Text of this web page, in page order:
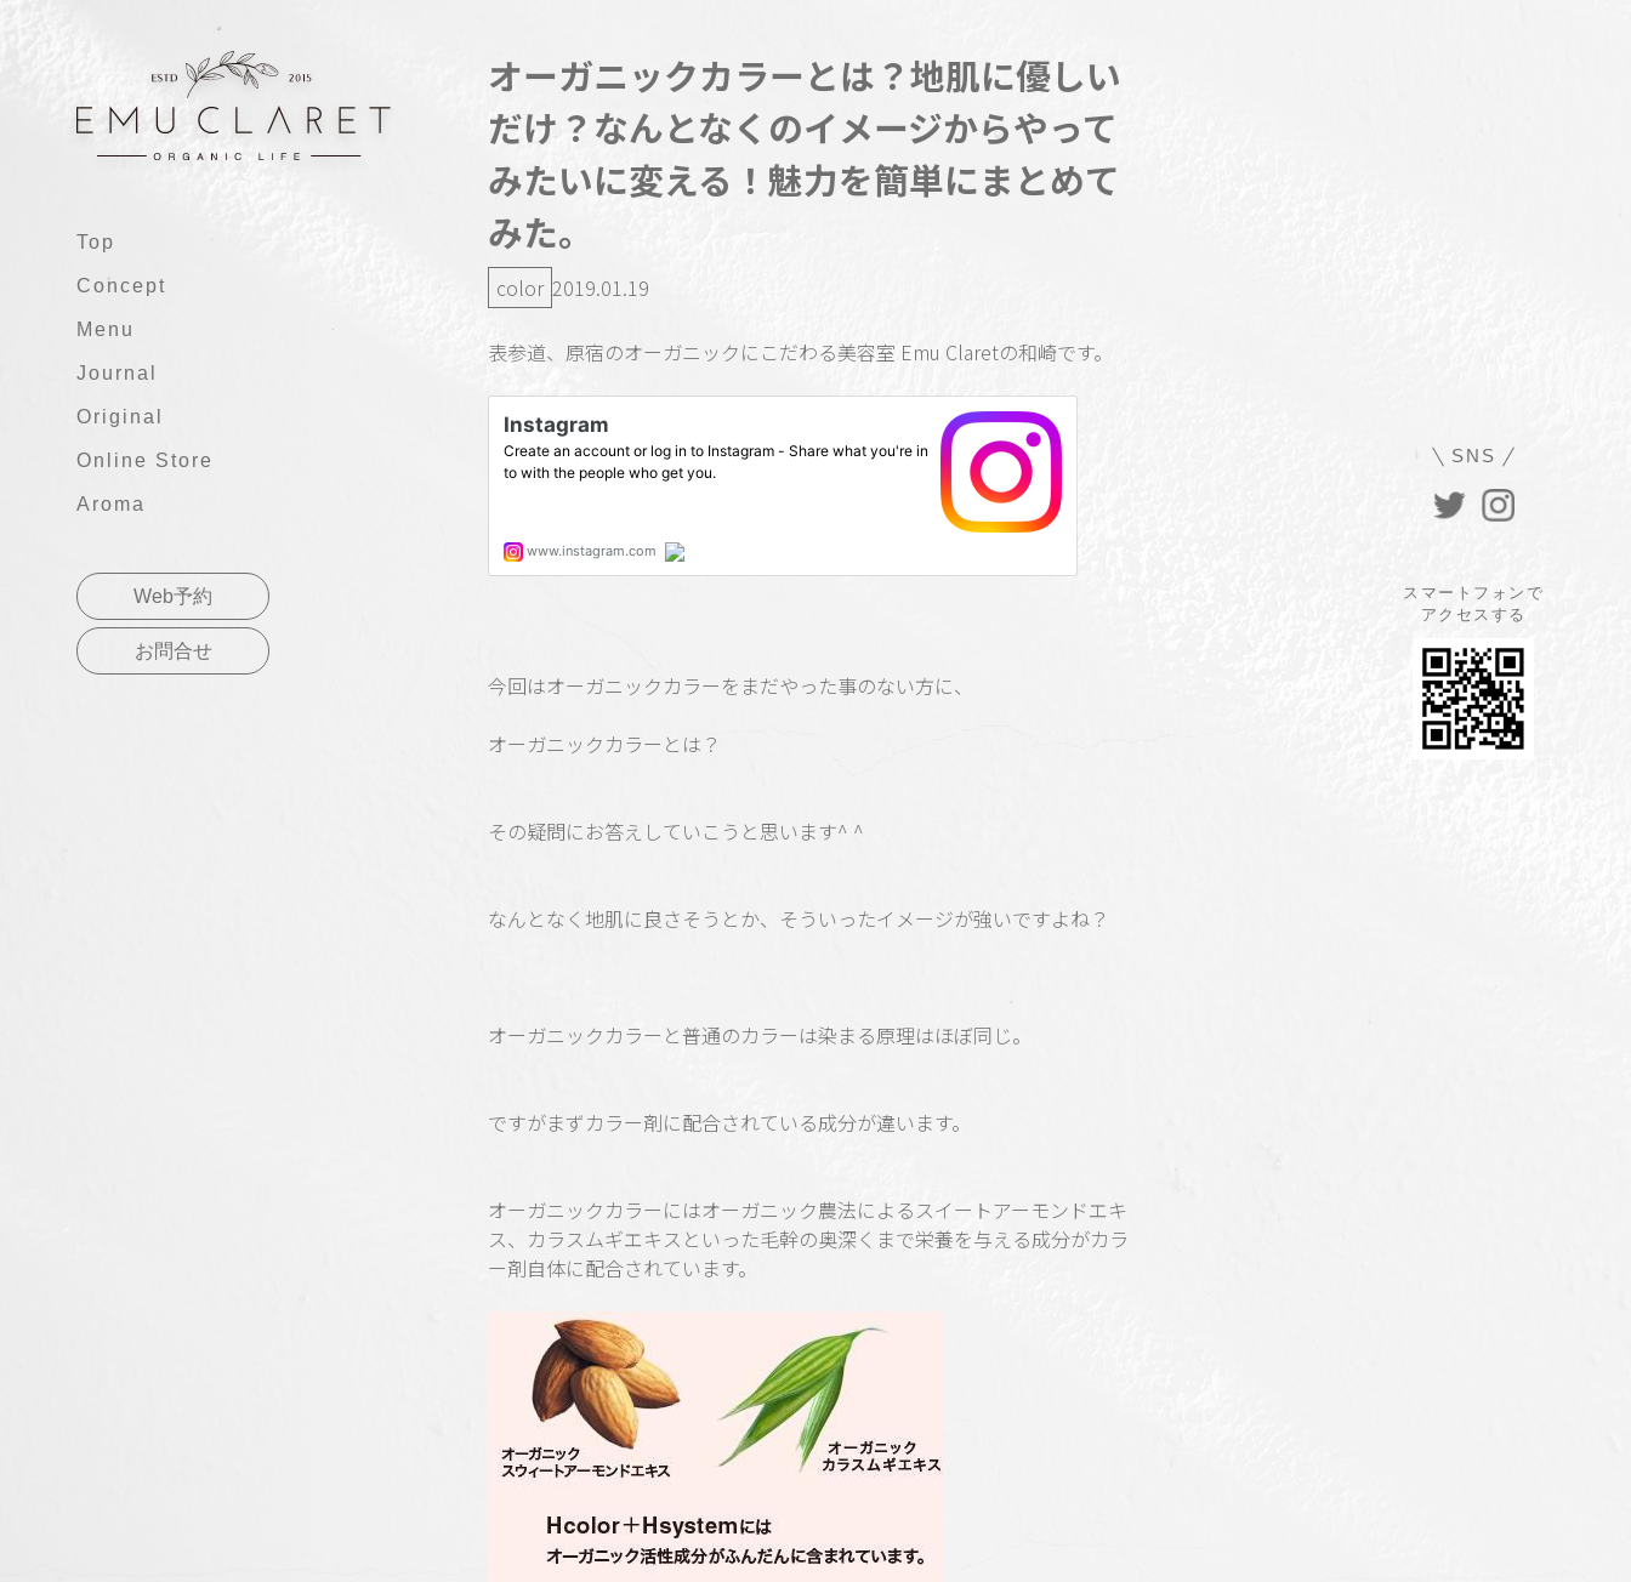
Top
Concept
Menu
Journal
Original
Online Store
Aroma
Web予約
お問合せ
SNS
スマートフォンで
アクセスする
オーガニックカラーとは？地肌に優しい
だけ？なんとなくのイメージからやって
みたいに変える！魅力を簡単にまとめて
みた。
color 2019.01.19
表参道、原宿のオーガニックにこだわる美容室 Emu Claretの和崎です。
今回はオーガニックカラーをまだやった事のない方に、
オーガニックカラーとは？
その疑問にお答えしていこうと思います^ ^
なんとなく地肌に良さそうとか、そういったイメージが強いですよね？
オーガニックカラーと普通のカラーは染まる原理はほぼ同じ。
ですがまずカラー剤に配合されている成分が違います。
オーガニックカラーにはオーガニック農法によるスイートアーモンドエキ
ス、カラスムギエキスといった毛幹の奥深くまで栄養を与える成分がカラ
ー剤自体に配合されています。